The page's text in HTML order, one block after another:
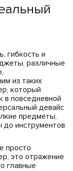
гибкость и
различные
из таких
который
в повседневной
девайс
предметы,
до инструментов
просто
это отражение
главные